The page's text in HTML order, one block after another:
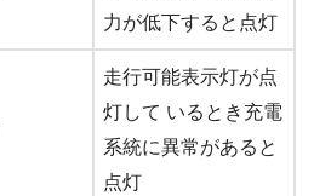
力が低下すると点灯
走行可能表示灯が点
灯して いるとき充電
系統に異常があると
点灯